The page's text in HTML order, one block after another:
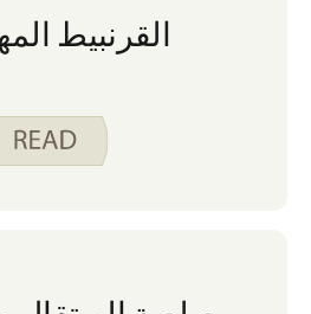
القرنبيط